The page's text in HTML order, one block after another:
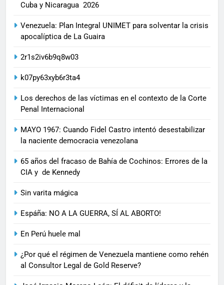
Cuba y Nicaragua 2026
Venezuela: Plan Integral UNIMET para solventar la crisis
apocalíptica de La Guaira
2r1s2iv6b9q8w03
k07py63xyb6r3ta4
Los derechos de las víctimas en el contexto de la Corte
Penal Internacional
MAYO 1967: Cuando Fidel Castro intentó desestabilizar
la naciente democracia venezolana
65 años del fracaso de Bahía de Cochinos: Errores de la
CIA y de Kennedy
Sin varita mágica
Espáña: NO A LA GUERRA, SÍ AL ABORTO!
En Perú huele mal
¿Por qué el régimen de Venezuela mantiene como rehén
al Consultor Legal de Gold Reserve?